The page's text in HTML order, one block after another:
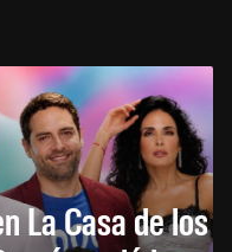
La Casa de los